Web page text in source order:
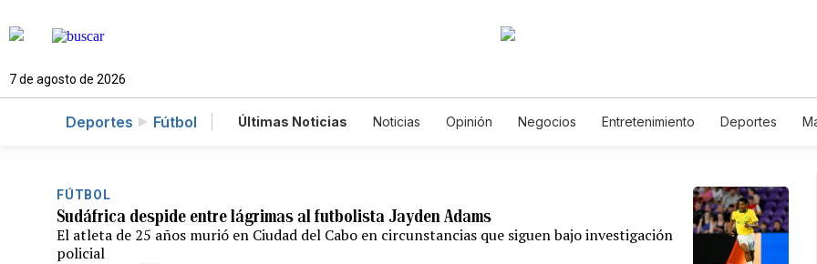
7 de agosto de 2026
Deportes Fútbol Últimas Noticias Noticias Opinión Negocios Entretenimiento Deportes
FÚTBOL
Sudáfrica despide entre lágrimas al futbolista Jayden Adams
El atleta de 25 años murió en Ciudad del Cabo en circunstancias que siguen bajo investigación
policial